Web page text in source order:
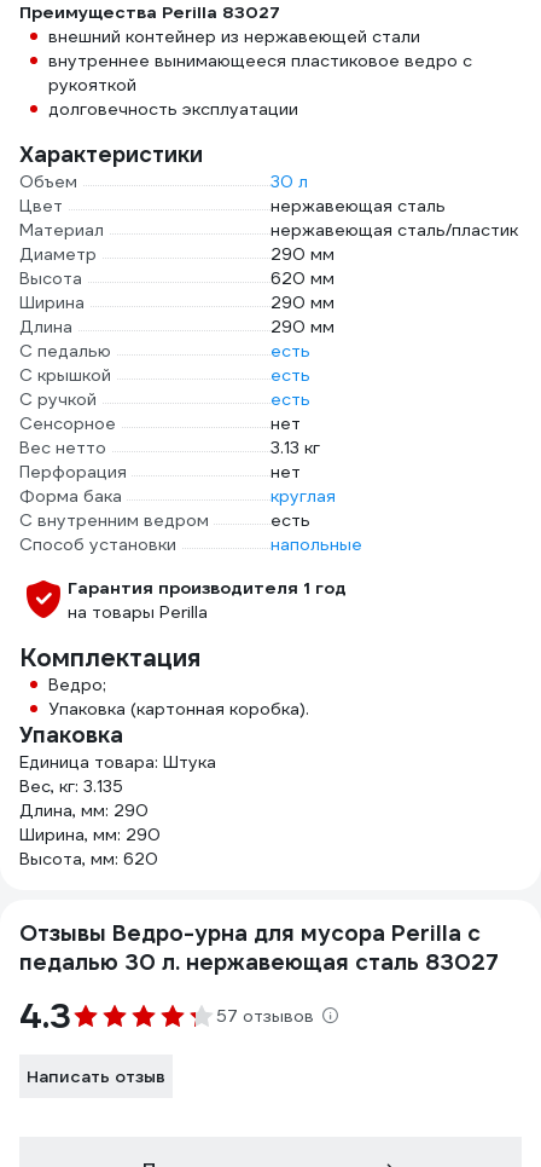
Преимущества Perilla 83027
внешний контейнер из нержавеющей стали
внутреннее вынимающееся пластиковое ведро с
рукояткой
долговечность эксплуатации
Характеристики
Объем
30 л
Цвет
нержавеющая сталь
Материал
нержавеющая сталь/пластик
Диаметр
290 мм
Высота
620 мм
Ширина
290 мм
Длина
290 мм
С педалью
есть
С крышкой
есть
С ручкой
есть
Сенсорное
нет
Вес нетто
3.13 кг
Перфорация
нет
Форма бака
круглая
С внутренним ведром
есть
Способ установки
напольные
Гарантия производителя 1 год
на товары Perilla
Комплектация
Ведро;
Упаковка (картонная коробка).
Упаковка
Единица товара: Штука
Вес, кг: 3.135
Длина, мм: 290
Ширина, мм: 290
Высота, мм: 620
Отзывы Ведро-урна для мусора Perilla с
педалью 30 л. нержавеющая сталь 83027
4.3 57 отзывов
Написать отзыв